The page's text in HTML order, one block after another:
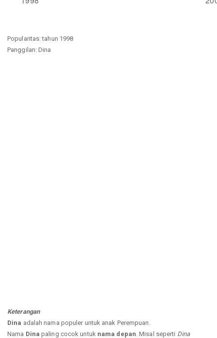
Popularitas: tahun 1998
Panggilan: Dina
Keterangan
Dina adalah nama populer untuk anak Perempuan.
Nama Dina paling cocok untuk nama depan . Misal seperti Dina